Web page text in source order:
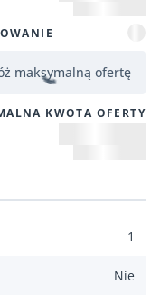
maksymalną ofertę
KWOTA OFERTY
1
Nie